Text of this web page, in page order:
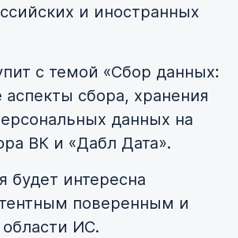
и иностранных
с темой «Сбор данных:
сбора, хранения
данных на
ВК и «Дабл Дата».
будет интересна
поверенным и
ИС.